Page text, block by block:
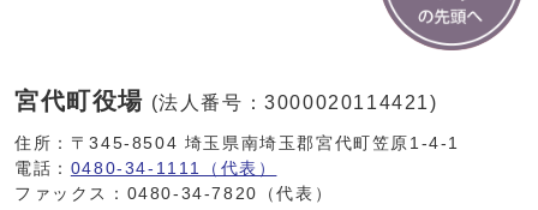
宮代町役場 (法人番号：3000020114421)
住所：〒345-8504 埼玉県南埼玉郡宮代町笠原1-4-1
電話： 0480-34-1111（代表）
ファックス：0480-34-7820（代表）